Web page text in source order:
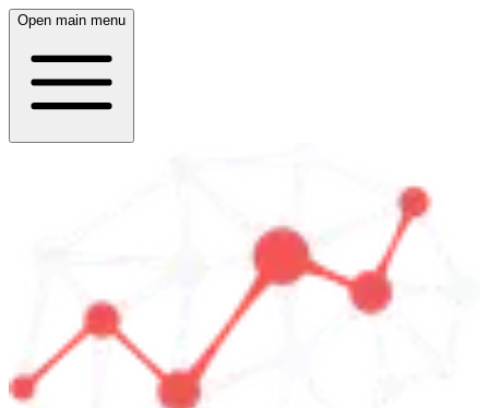
Open main menu